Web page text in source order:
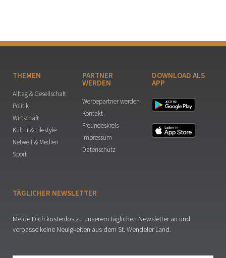
THEMEN
Alltag & Gesellschaft
Politik
Wirtschaft
Kultur & Lifestyle
Netwelt & Medien
Sport
PARTNER
WERDEN
Werbepartner werden
Kontakt
Freundeskreis
Impressum
Datenschutz
DOWNLOAD ALS
APP
TÄGLICHER NEWSLETTER
Melde Dich kostenlos zu unserem täglichen Newsletter an und
verpasse keine Neuigkeiten aus dem St. Wendeler Land.